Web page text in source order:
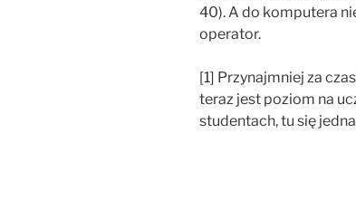
40). A do komputera
operator.
[1] Przynajmniej za
teraz jest poziom na
studentach, tu się